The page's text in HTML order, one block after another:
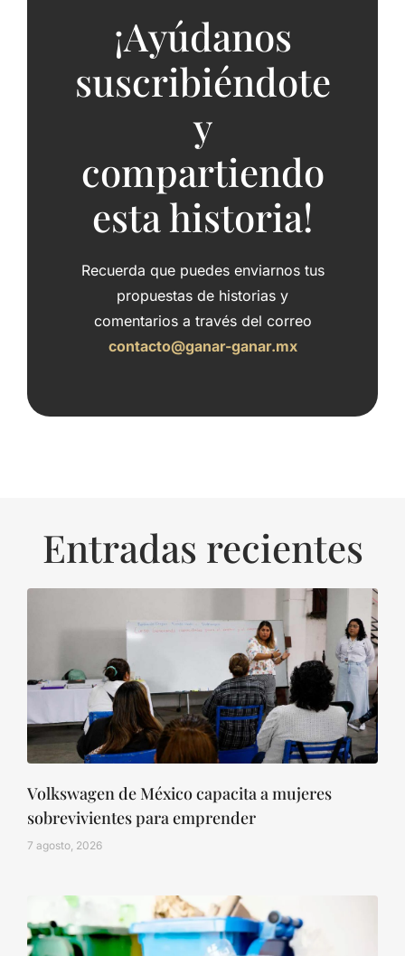
¡Ayúdanos
suscribiéndote
y
compartiendo
esta historia!
Recuerda que puedes enviarnos tus
propuestas de historias y
comentarios a través del correo
contacto@ganar-ganar.mx
Entradas recientes
Volkswagen de México capacita a mujeres
sobrevivientes para emprender
7 agosto, 2026